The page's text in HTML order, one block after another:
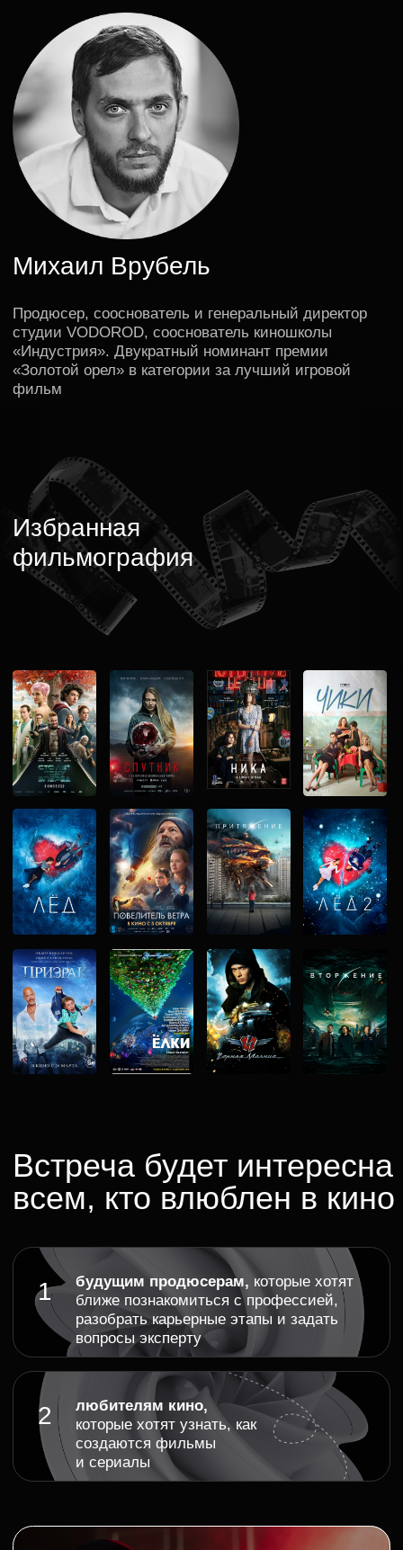
Встреча будет интересна
всем, кто влюблен в кино
любителям кино,
которые хотят узнать, как
создаются фильмы
и сериалы
2
будущим продюсерам, которые хотят
ближе познакомиться с профессией,
вопросы эксперту
Запишитесь
на День открытых
дверей
+7
Принять участие